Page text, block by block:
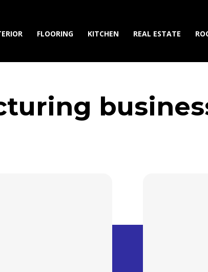
FLOORING KITCHEN REAL ESTATE